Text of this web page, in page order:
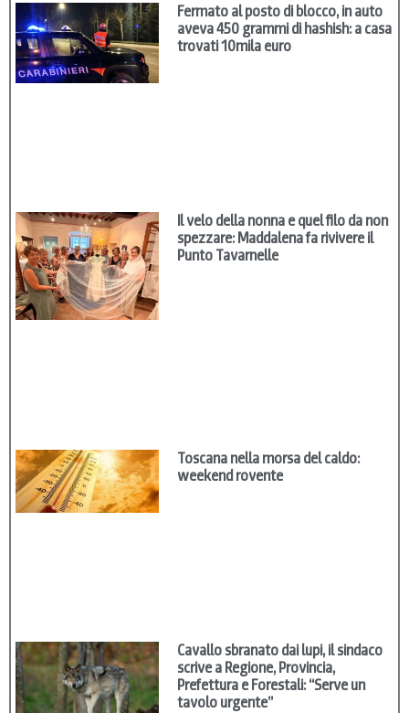
Fermato al posto di blocco, in auto
aveva 450 grammi di hashish: a casa
trovati 10mila euro
Il velo della nonna e quel filo da non
spezzare: Maddalena fa rivivere il
Punto Tavarnelle
Toscana nella morsa del caldo:
weekend rovente
Cavallo sbranato dai lupi, il sindaco
scrive a Regione, Provincia,
Prefettura e Forestali: “Serve un
tavolo urgente”